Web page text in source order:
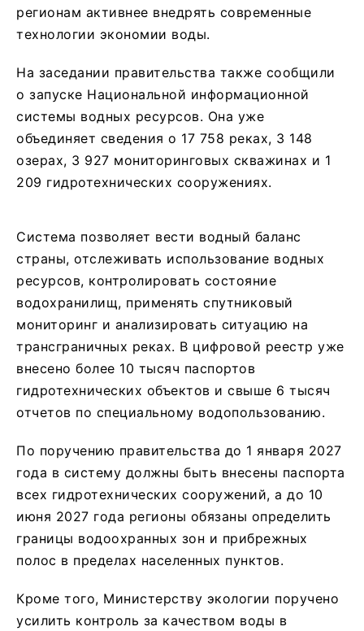
регионам активнее внедрять современные
технологии экономии воды.
На заседании правительства также сообщили
о запуске Национальной информационной
системы водных ресурсов. Она уже
объединяет сведения о 17 758 реках, 3 148
озерах, 3 927 мониторинговых скважинах и 1
209 гидротехнических сооружениях.
Система позволяет вести водный баланс
страны, отслеживать использование водных
ресурсов, контролировать состояние
водохранилищ, применять спутниковый
мониторинг и анализировать ситуацию на
трансграничных реках. В цифровой реестр уже
внесено более 10 тысяч паспортов
гидротехнических объектов и свыше 6 тысяч
отчетов по специальному водопользованию.
По поручению правительства до 1 января 2027
года в систему должны быть внесены паспорта
всех гидротехнических сооружений, а до 10
июня 2027 года регионы обязаны определить
границы водоохранных зон и прибрежных
полос в пределах населенных пунктов.
Кроме того, Министерству экологии поручено
усилить контроль за качеством воды в